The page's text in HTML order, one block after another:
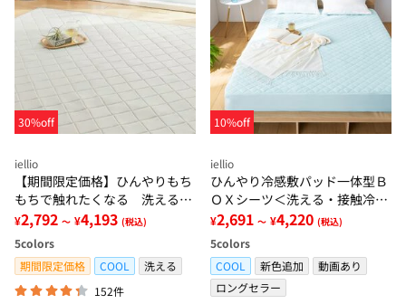
30%off
iellio
【期間限定価格】ひんやりもち
もちで触れたくなる 洗えるラ
グ＜低反発・滑りにくい・接触
冷感・防ダニ・カーペット＞
¥2,792 ～ ¥4,193 (税込)
5colors
期間限定価格
COOL
洗える
152件
10%off
iellio
ひんやり冷感敷パッド一体型Ｂ
ＯＸシーツ＜洗える・接触冷
感・抗菌防臭・時短・家事楽・
ボックスシーツ・寝苦しさ対策
＞
¥2,691 ～ ¥4,220 (税込)
5colors
COOL
新色追加
動画あり
ロングセラー